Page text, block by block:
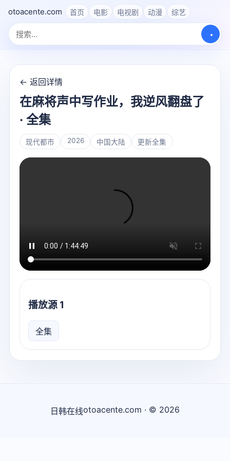
otoacente.com 首页 电影 电视剧 动漫 综艺
← 返回详情
在麻将声中写作业，我逆风翻盘了
· 全集
现代都市 2026 中国大陆 更新全集
播放源 1
全集
日韩在线otoacente.com · © 2026